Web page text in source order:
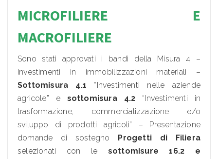
MICROFILIERE E
MACROFILIERE
Sono stati approvati i bandi della Misura 4 –
Investimenti in immobilizzazioni materiali –
Sottomisura 4.1 “Investimenti nelle aziende
agricole” e sottomisura 4.2 “Investimenti in
trasformazione, commercializzazione e/o
sviluppo di prodotti agricoli” – Presentazione
domande di sostegno
Progetti di Filiera
selezionati con le sottomisure 16.2 e